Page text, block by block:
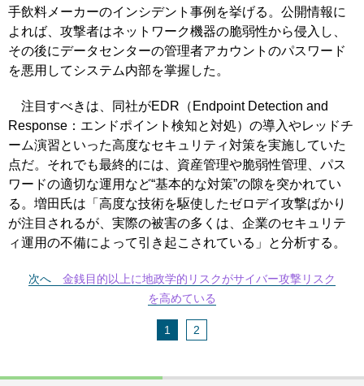
手飲料メーカーのインシデント事例を挙げる。公開情報に
よれば、攻撃者はネットワーク機器の脆弱性から侵入し、
その後にデータセンターの管理者アカウントのパスワード
を悪用してシステム内部を掌握した。
注目すべきは、同社がEDR（Endpoint Detection and
Response：エンドポイント検知と対処）の導入やレッドチ
ーム演習といった高度なセキュリティ対策を実施していた
点だ。それでも最終的には、資産管理や脆弱性管理、パス
ワードの適切な運用など“基本的な対策”の隙を突かれてい
る。増田氏は「高度な技術を駆使したゼロデイ攻撃ばかり
が注目されるが、実際の被害の多くは、企業のセキュリテ
ィ運用の不備によって引き起こされている」と分析する。
次へ
金銭目的以上に地政学的リスクがサイバー攻撃リスク
を高めている
1 2